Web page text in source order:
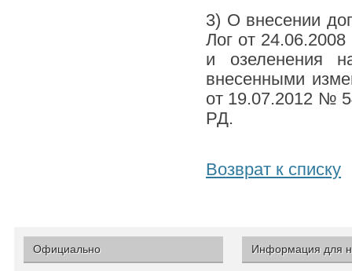
3) О внесении
Лог от
и озеленения
внесенными
от 19.07.2012 №
РД.
Возврат к списку
Официально Информация для